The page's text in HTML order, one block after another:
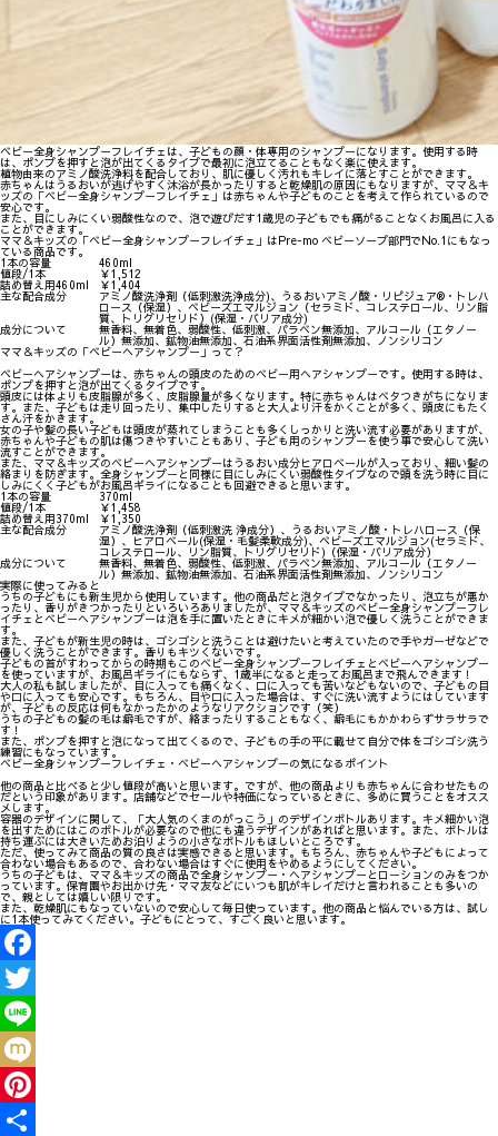
ベビー全身シャンプーフレイチェは、子どもの顔・体専用のシャンプーになります。使用する時
は、ポンプを押すと泡が出てくるタイプで最初に泡立てることもなく楽に使えます。
植物由来のアミノ酸洗浄料を配合しており、肌に優しく汚れもキレイに落とすことができます。
赤ちゃんはうるおいが逃げやすく沐浴が長かったりすると乾燥肌の原因にもなりますが、ママ＆キ
ッズの「ベビー全身シャンプーフレイチェ」は赤ちゃんや子どものことを考えて作られているので
安心です。
また、目にしみにくい弱酸性なので、泡で遊びだす1歳児の子どもでも痛がることなくお風呂に入る
ことができます。
ママ＆キッズの「ベビー全身シャンプーフレイチェ」はPre-mo ベビーソープ部門でNo.1にもなっ
ている商品です。
1本の容量 460ml
値段/1本 ￥1,512
詰め替え用460ml ￥1,404
主な配合成分 アミノ酸洗浄剤（低刺激洗浄成分)、うるおいアミノ酸・リピジュア®・トレハ
ロース（保湿）、ベビーズエマルジョン（セラミド、コレステロール、リン脂
質、トリグリセリド）(保湿・バリア成分)
成分について 無香料、無着色、弱酸性、低刺激、パラベン無添加、アルコール（エタノー
ル）無添加、鉱物油無添加、石油系界面活性剤無添加、ノンシリコン
ママ＆キッズの「ベビーヘアシャンプー」って？
ベビーヘアシャンプーは、赤ちゃんの頭皮のためのベビー用ヘアシャンプーです。使用する時は、
ポンプを押すと泡が出てくるタイプです。
頭皮には体よりも皮脂腺が多く、皮脂腺量が多くなります。特に赤ちゃんはベタつきがちになりま
す。また、子どもは走り回ったり、集中したりすると大人より汗をかくことが多く、頭皮にもたく
さん汗をかきます。
女の子や髪の長い子どもは頭皮が蒸れてしまうことも多くしっかりと洗い流す必要がありますが、
赤ちゃんや子どもの肌は傷つきやすいこともあり、子ども用のシャンプーを使う事で安心して洗い
流すことができます。
また、ママ＆キッズのベビーヘアシャンプーはうるおい成分ヒアロベールが入っており、細い髪の
絡まりを防ぎます。全身シャンプーと同様に目にしみにくい弱酸性タイプなので頭を洗う時に目に
しみにくく子どもがお風呂ギライになることも回避できると思います。
1本の容量 370ml
値段/1本 ￥1,458
詰め替え用370ml ￥1,350
主な配合成分 アミノ酸洗浄剤（低刺激洗 浄成分）、うるおいアミノ酸・トレハロース（保
湿）、ヒアロベール(保湿・毛髪柔軟成分)、ベビーズエマルジョン(セラミド、
コレステロール、リン脂質、トリグリセリド)（保湿・バリア成分）
成分について 無香料、無着色、弱酸性、低刺激、パラベン無添加、アルコール（エタノー
ル）無添加、鉱物油無添加、石油系界面活性剤無添加、ノンシリコン
実際に使ってみると
うちの子どもにも新生児から使用しています。他の商品だと泡タイプでなかったり、泡立ちが悪か
ったり、香りがきつかったりといろいろありましたが、ママ＆キッズのベビー全身シャンプーフレ
イチェとベビーヘアシャンプーは泡を手に置いたときにキメが細かい泡で優しく洗うことができま
す。
また、子どもが新生児の時は、ゴシゴシと洗うことは避けたいと考えていたので手やガーゼなどで
優しく洗うことができます。香りもキツくないです。
子どもの首がすわってからの時期もこのベビー全身シャンプーフレイチェとベビーヘアシャンプー
を使っていますが、お風呂ギライにもならず、1歳半になると走ってお風呂まで飛んできます！
大人の私も試しましたが、目に入っても痛くなく、口に入っても苦いなどもないので、子どもの目
や口に入っても安心です。もちろん、目や口に入った場合は、すぐに洗い流すようにはしています
が、子どもの反応は何もなかったかのようなリアクションです（笑）
うちの子どもの髪の毛は癖毛ですが、絡まったりすることもなく、癖毛にもかかわらずサラサラで
す！
また、ポンプを押すと泡になって出てくるので、子どもの手の平に載せて自分で体をゴシゴシ洗う
練習にもなっています。
ベビー全身シャンプーフレイチェ・ベビーヘアシャンプーの気になるポイント
他の商品と比べると少し値段が高いと思います。ですが、他の商品よりも赤ちゃんに合わせたもの
だという印象があります。店舗などでセールや特価になっているときに、多めに買うことをオスス
メします。
容器のデザインに関して、「大人気のくまのがっこう」のデザインボトルあります。キメ細かい泡
を出すためにはこのボトルが必要なので他にも違うデザインがあればと思います。また、ボトルは
持ち運ぶには大きいためお泊りようの小さなボトルもほしいところです。
ただ、使ってみて商品の質の良さは実感できると思います。もちろん、赤ちゃんや子どもによって
合わない場合もあるので、合わない場合はすぐに使用をやめるようにしてください。
うちの子どもは、ママ＆キッズの商品で全身シャンプー・ヘアシャンプーとローションのみをつか
っています。保育園やお出かけ先・ママ友などにいつも肌がキレイだけと言われることも多いの
で、親としては嬉しい限りです。
また、乾燥肌にもなっていないので安心して毎日使っています。他の商品と悩んでいる方は、試し
に1本使ってみてください。子どもにとって、すごく良いと思います。
Facebook
Twitter
Line
Mixi
Pinterest